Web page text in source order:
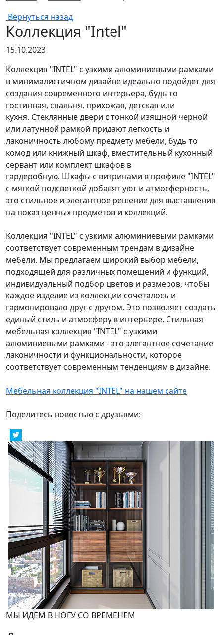
Вернуться назад
Коллекция "Intel"
15.10.2023
Коллекция "INTEL" с узкими алюминиевыми рамками
в минималистичном дизайне идеально подойдет для
создания современного интерьера, будь то
гостинная, спальня, прихожая, детская или
кухня. Стеклянные двери с тонкой изящной черной
или латунной рамкой придают легкость и
лаконичность любому предмету мебели, будь то
комод или книжный шкаф, вместительный кухонный
сервант или комплект шкафов в
гардеробную. Шкафы с витринами в профиле "INTEL"
с мягкой подсветкой добавят уют и атмосферность,
это стильное и элегантное решение для выставления
на показ ценных предметов и коллекций.
Коллекция "INTEL" с узкими алюминиевыми рамками
соответствует современным трендам в дизайне
мебели. Мы предлагаем широкий выбор мебели,
подходящей для различных помещений и функций,
индивидуальный подбор цветов и размеров, чтобы
каждое изделие из коллекции сочеталось и
гармонировало друг с другом. Это позволяет создать
единый стиль и атмосферу в интерьере. Стильная
мебельная коллекция "INTEL" с узкими
алюминиевыми рамками - это элегантное сочетание
лаконичности и функциональности, которое
соответствует современным тенденциям в дизайне.
Мебельная коллекция "INTEL" на нашем сайте
Поделитесь новостью с друзьями:
МЫ ИДЁМ В НОГУ СО ВРЕМЕНЕМ